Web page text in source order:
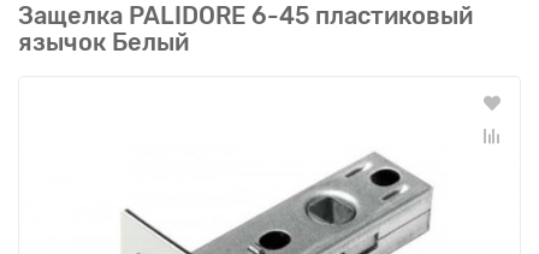
Защелка PALIDORE 6-45 пластиковый
язычок Белый